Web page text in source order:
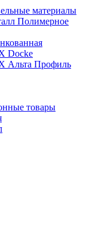
материалы
Полимерное
Docke
Альта Профиль
товары